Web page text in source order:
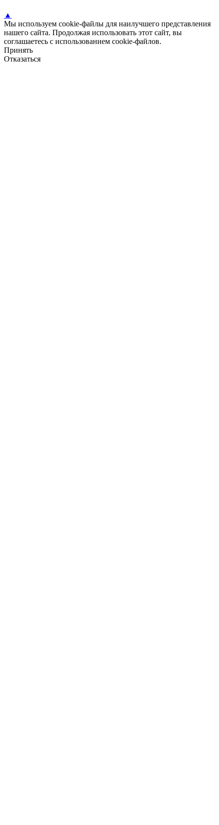
▲
Мы используем cookie-файлы для наилучшего представления
нашего сайта. Продолжая использовать этот сайт, вы
соглашаетесь с использованием cookie-файлов.
Принять
Отказаться